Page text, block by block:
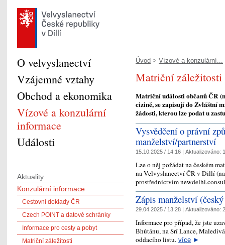
Úvod > Vízové a konzulární...
Matriční záležitosti
Matriční události občanů ČR
cizině, se zapisují do Zvláštní
žádosti, kterou lze podat u
Vysvědčení o právní
manželství/partnerství
15.10.2025 / 14:16 | Aktualizováno:
Lze o něj požádat na českém
na Velvyslanectví ČR v Dillí
prostřednictvím
Zápis manželství
29.04.2025 / 13:28 | Aktualizováno:
Informace pro případ, že jste
Bhútánu, na Srí Lance,
oddacího listu. více ►
O velvyslanectví
Vzájemné vztahy
Obchod a ekonomika
Vízové a konzulární
informace
Události
Aktuality
Konzulární informace
Cestovní doklady ČR
Czech POINT a datové schránky
Informace pro cesty a pobyt
Matriční záležitosti